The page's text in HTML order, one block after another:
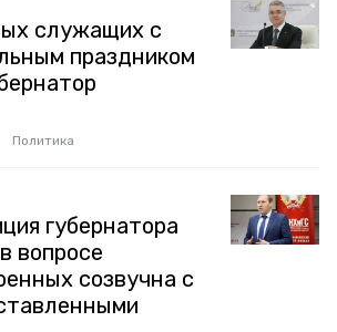
служащих с
праздником
Политика
губернатора
вопросе
созвучна с